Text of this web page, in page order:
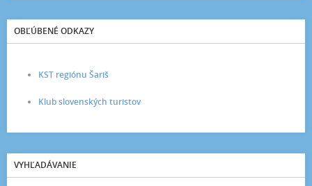
OBĽÚBENÉ ODKAZY
KST regiónu Šariš
Klub slovenských turistov
VYHĽADÁVANIE